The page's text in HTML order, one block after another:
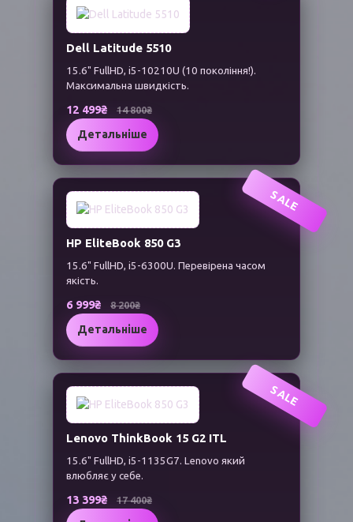
Dell Latitude 5510
15.6" FullHD, i5-10210U (10 покоління!).
Максимальна швидкість.
12 499₴ 14 800₴
Детальніше
SALE
HP EliteBook 850 G3
15.6" FullHD, i5-6300U. Перевірена часом
якість.
6 999₴ 8 200₴
Детальніше
SALE
Lenovo ThinkBook 15 G2 ITL
15.6" FullHD, i5-1135G7. Lenovo який
влюбляє у себе.
13 399₴ 17 400₴